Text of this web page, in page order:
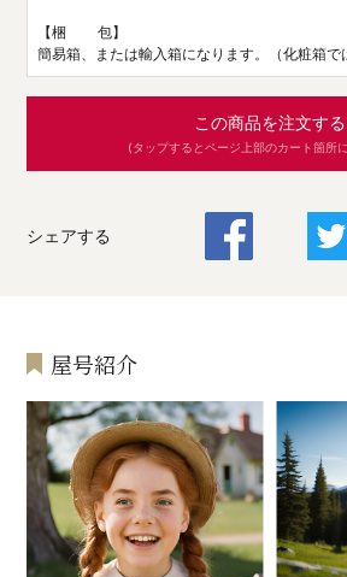
【梱 包】
簡易箱、または輸入箱になります。（化粧箱で
この商品を注文する
(タップするとページ上部のカート箇所
シェアする
屋号紹介